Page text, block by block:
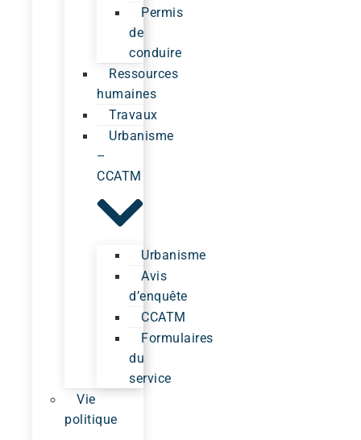
Permis
de
conduire
Ressources
humaines
Travaux
Urbanisme
–
CCATM
Urbanisme
Avis
d’enquête
CCATM
Formulaires
du
service
Vie
politique